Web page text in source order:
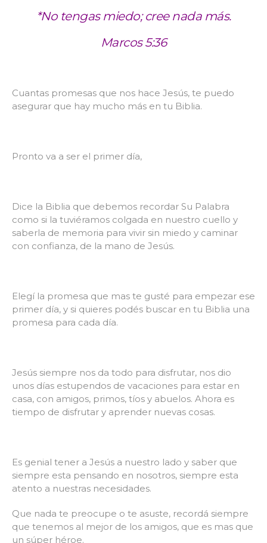
*No tengas miedo; cree nada más.
Marcos 5:36
Cuantas promesas que nos hace Jesús, te puedo
asegurar que hay mucho más en tu Biblia.
Pronto va a ser el primer día,
Dice la Biblia que debemos recordar Su Palabra
como si la tuviéramos colgada en nuestro cuello y
saberla de memoria para vivir sin miedo y caminar
con confianza, de la mano de Jesús.
Elegí la promesa que mas te gusté para empezar ese
primer día, y si quieres podés buscar en tu Biblia una
promesa para cada día.
Jesús siempre nos da todo para disfrutar, nos dio
unos días estupendos de vacaciones para estar en
casa, con amigos, primos, tíos y abuelos. Ahora es
tiempo de disfrutar y aprender nuevas cosas.
Es genial tener a Jesús a nuestro lado y saber que
siempre esta pensando en nosotros, siempre esta
atento a nuestras necesidades.
Que nada te preocupe o te asuste, recordá siempre
que tenemos al mejor de los amigos, que es mas que
un súper héroe.